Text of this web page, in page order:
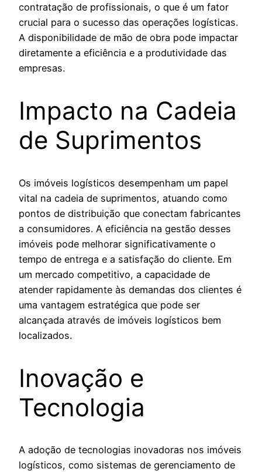
contratação de profissionais, o que é um fator
crucial para o sucesso das operações logísticas.
A disponibilidade de mão de obra pode impactar
diretamente a eficiência e a produtividade das
empresas.
Impacto na Cadeia
de Suprimentos
Os imóveis logísticos desempenham um papel
vital na cadeia de suprimentos, atuando como
pontos de distribuição que conectam fabricantes
a consumidores. A eficiência na gestão desses
imóveis pode melhorar significativamente o
tempo de entrega e a satisfação do cliente. Em
um mercado competitivo, a capacidade de
atender rapidamente às demandas dos clientes é
uma vantagem estratégica que pode ser
alcançada através de imóveis logísticos bem
localizados.
Inovação e
Tecnologia
A adoção de tecnologias inovadoras nos imóveis
logísticos, como sistemas de gerenciamento de